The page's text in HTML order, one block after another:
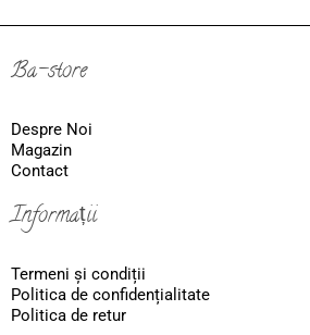
Ba-store
Despre Noi
Magazin
Contact
Informații
Termeni și condiții
Politica de confidențialitate
Politica de retur